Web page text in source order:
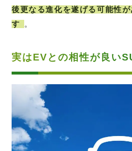
後更なる進化を遂げる可能性
す
。
実はEVとの相性が良い